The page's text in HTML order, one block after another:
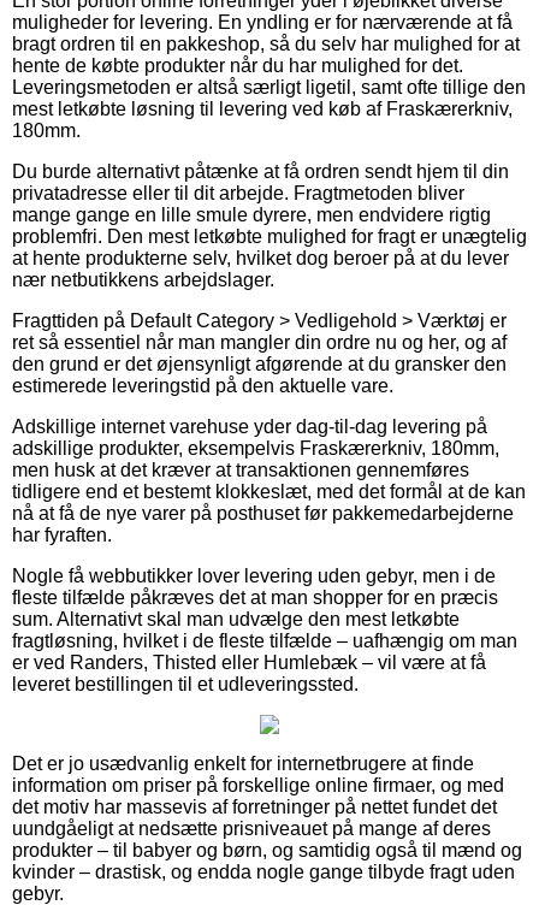
muligheder for levering. En yndling er for nærværende at få
bragt ordren til en pakkeshop, så du selv har mulighed for at
hente de købte produkter når du har mulighed for det.
Leveringsmetoden er altså særligt ligetil, samt ofte tillige den
mest letkøbte løsning til levering ved køb af Fraskærerkniv,
180mm.
Du burde alternativt påtænke at få ordren sendt hjem til din
privatadresse eller til dit arbejde. Fragtmetoden bliver
mange gange en lille smule dyrere, men endvidere rigtig
problemfri. Den mest letkøbte mulighed for fragt er unægtelig
at hente produkterne selv, hvilket dog beroer på at du lever
nær netbutikkens arbejdslager.
Fragttiden på Default Category > Vedligehold > Værktøj er
ret så essentiel når man mangler din ordre nu og her, og af
den grund er det øjensynligt afgørende at du gransker den
estimerede leveringstid på den aktuelle vare.
Adskillige internet varehuse yder dag-til-dag levering på
adskillige produkter, eksempelvis Fraskærerkniv, 180mm,
men husk at det kræver at transaktionen gennemføres
tidligere end et bestemt klokkeslæt, med det formål at de kan
nå at få de nye varer på posthuset før pakkemedarbejderne
har fyraften.
Nogle få webbutikker lover levering uden gebyr, men i de
fleste tilfælde påkræves det at man shopper for en præcis
sum. Alternativt skal man udvælge den mest letkøbte
fragtløsning, hvilket i de fleste tilfælde – uafhængig om man
er ved Randers, Thisted eller Humlebæk – vil være at få
leveret bestillingen til et udleveringssted.
Det er jo usædvanlig enkelt for internetbrugere at finde
information om priser på forskellige online firmaer, og med
det motiv har massevis af forretninger på nettet fundet det
uundgåeligt at nedsætte prisniveauet på mange af deres
produkter – til babyer og børn, og samtidig også til mænd og
kvinder – drastisk, og endda nogle gange tilbyde fragt uden
gebyr.